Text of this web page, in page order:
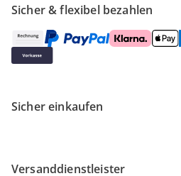
Sicher & flexibel bezahlen
Sicher einkaufen
Versanddienstleister